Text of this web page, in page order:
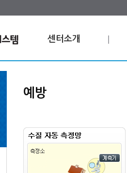
센터소개
예방